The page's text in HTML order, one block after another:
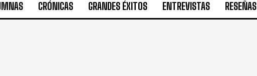
CRÓNICAS GRANDES ÉXITOS ENTREVISTAS RESEÑAS